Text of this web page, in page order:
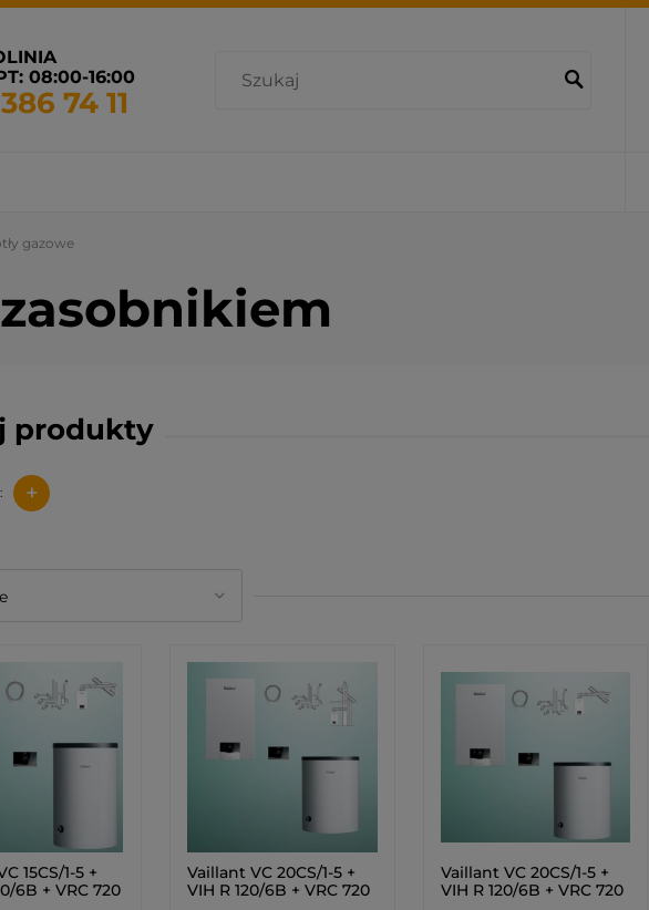
08:00-16:00
74 11
gazowe
produkty
+
15CS/1-5 +
6B + VRC 720
Vaillant VC 20CS/1-5 +
VIH R 120/6B + VRC 720
Vaillant VC 20CS/1-5 +
VIH R 120/6B + VRC 720